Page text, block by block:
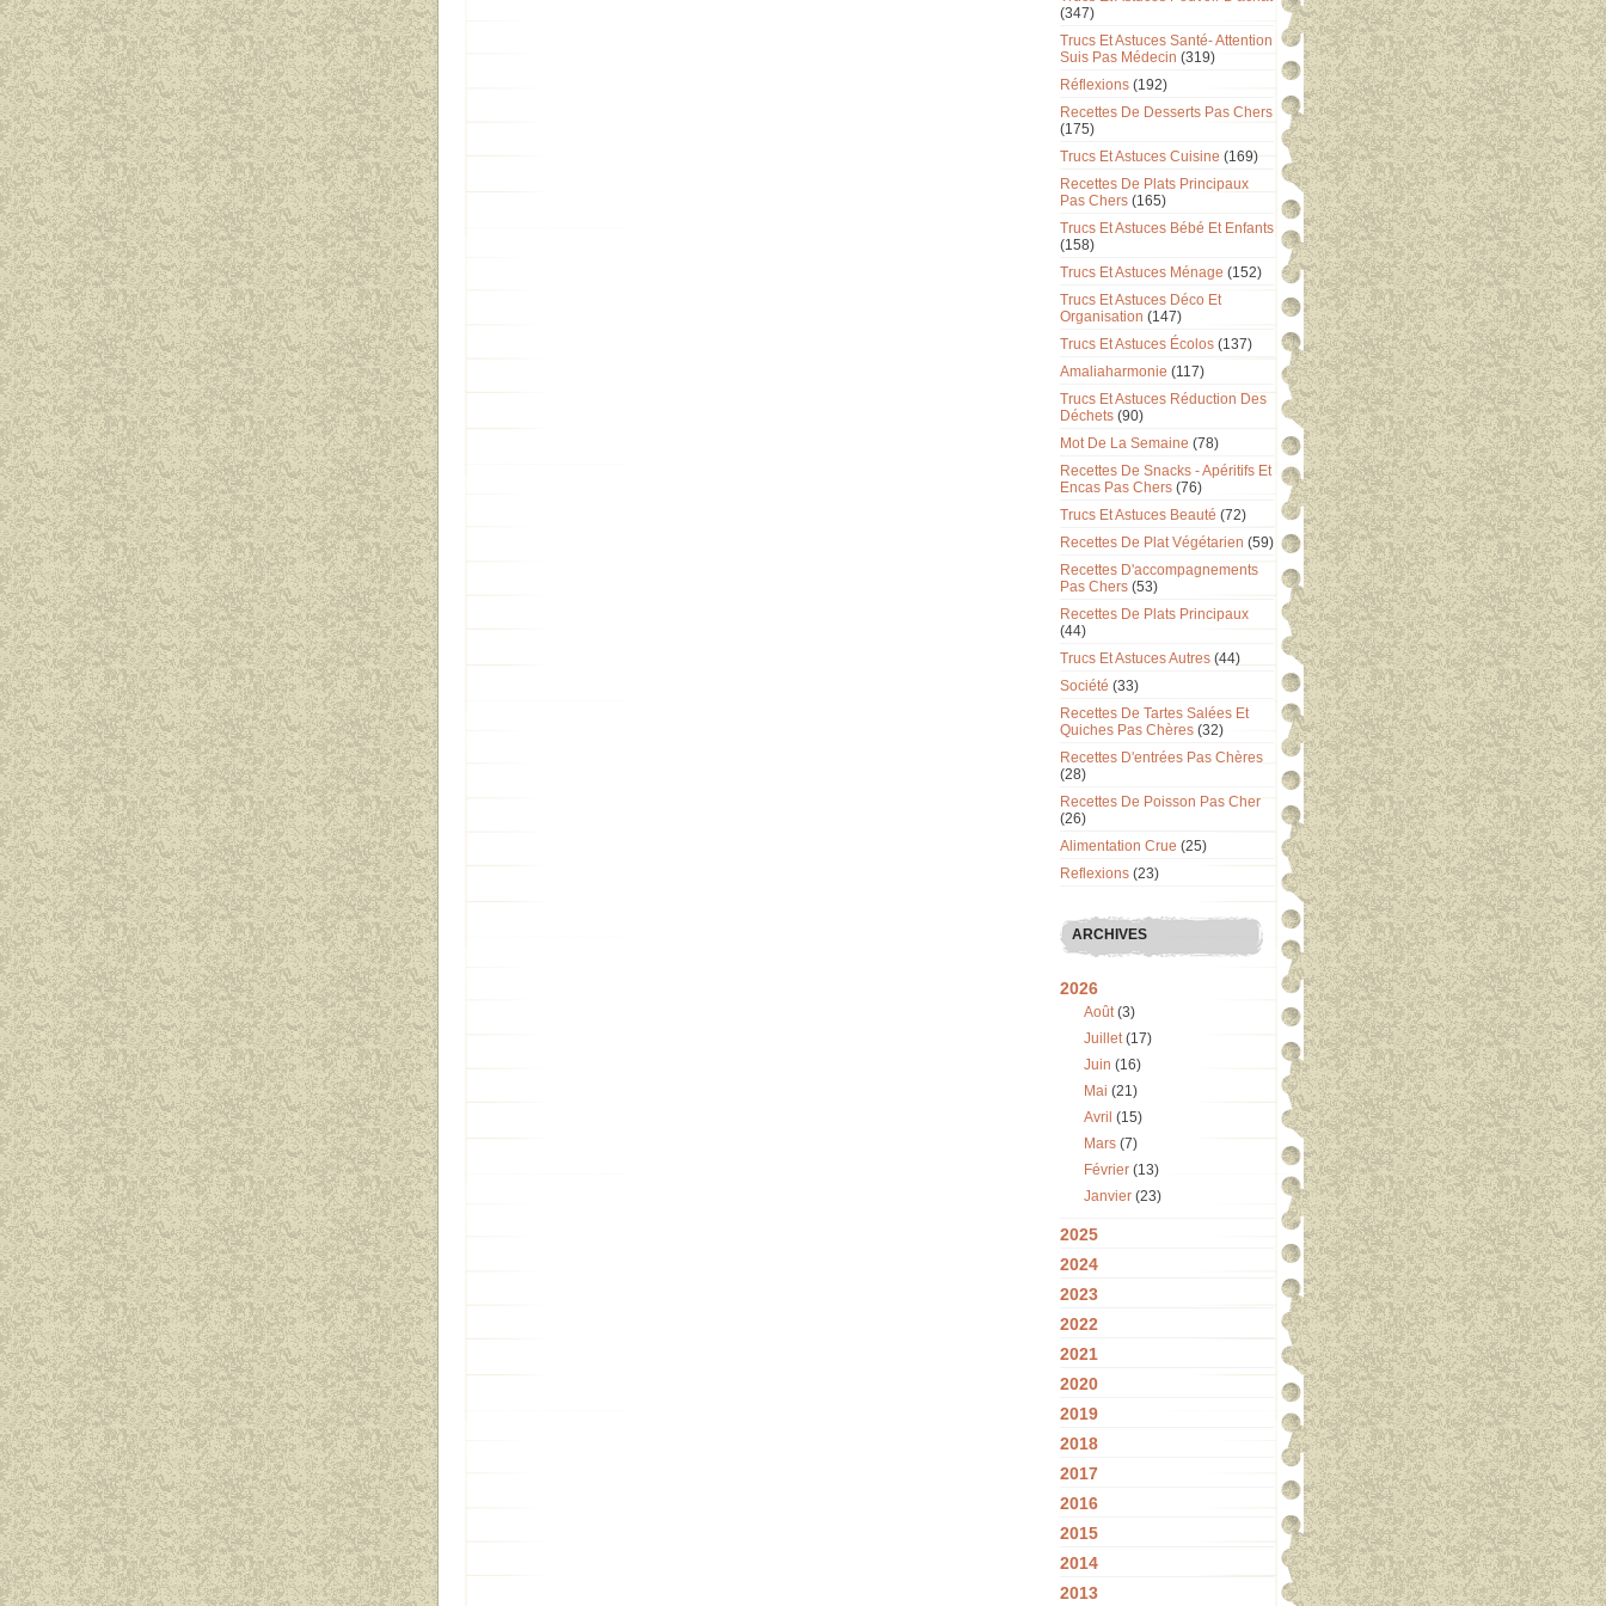
(347)
Trucs Et Astuces Santé- Attention
Suis Pas Médecin (319)
Réflexions (192)
Recettes De Desserts Pas Chers
(175)
Trucs Et Astuces Cuisine (169)
Recettes De Plats Principaux
Pas Chers (165)
Trucs Et Astuces Bébé Et Enfants
(158)
Trucs Et Astuces Ménage (152)
Trucs Et Astuces Déco Et
Organisation (147)
Trucs Et Astuces Écolos (137)
Amaliaharmonie (117)
Trucs Et Astuces Réduction Des
Déchets (90)
Mot De La Semaine (78)
Recettes De Snacks - Apéritifs Et
Encas Pas Chers (76)
Trucs Et Astuces Beauté (72)
Recettes De Plat Végétarien (59)
Recettes D'accompagnements
Pas Chers (53)
Recettes De Plats Principaux
(44)
Trucs Et Astuces Autres (44)
Société (33)
Recettes De Tartes Salées Et
Quiches Pas Chères (32)
Recettes D'entrées Pas Chères
(28)
Recettes De Poisson Pas Cher
(26)
Alimentation Crue (25)
Reflexions (23)
ARCHIVES
2026
Août(3)
Juillet(17)
Juin (16)
Mai (21)
Avril (15)
Mars (7)
Février (13)
Janvier (23)
2025
2024
2023
2022
2021
2020
2019
2018
2017
2016
2015
2014
2013